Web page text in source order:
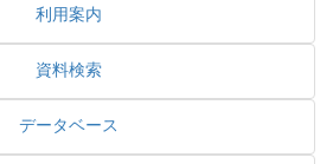
利用案内
資料検索
データベース